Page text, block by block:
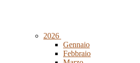
2026
Gennaio
Febbraio